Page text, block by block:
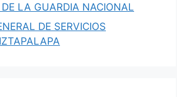
DE LA GUARDIA NACIONAL
DE SERVICIOS